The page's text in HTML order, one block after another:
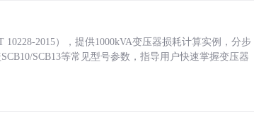
2015），提供1000kVA变压器损耗计算实例，分步
SCB13等常见型号参数，指导用户快速掌握变压器